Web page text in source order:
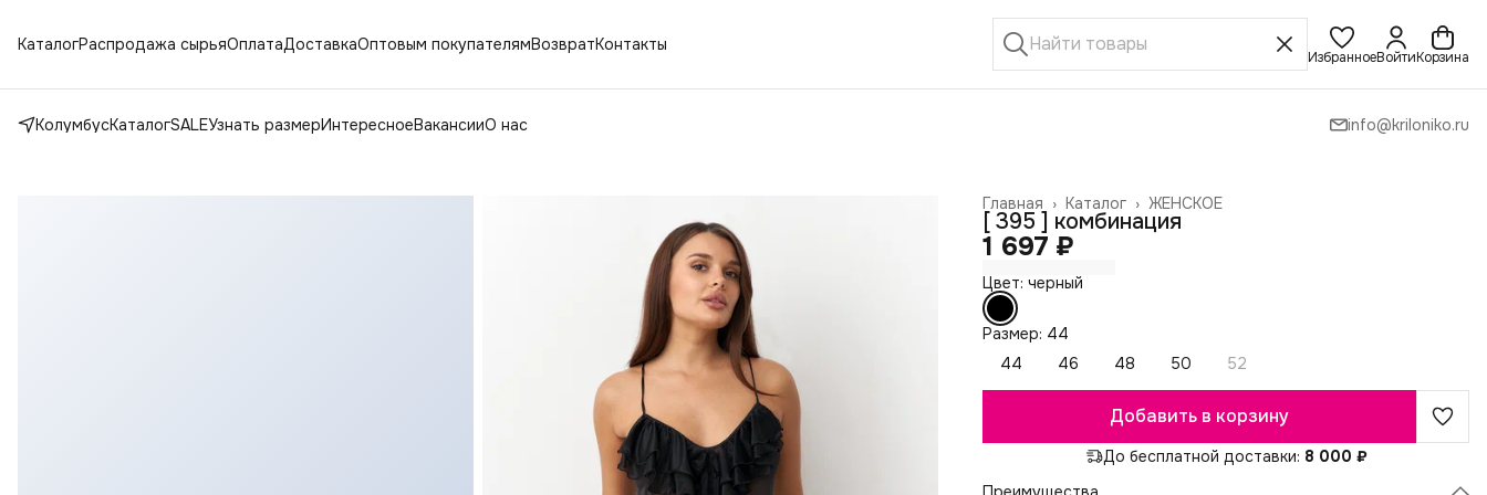
КаталогРаспродажа сырьяОплатаДоставкаОптовым покупателямВозвратКонтакты
ИзбранноеВойтиКорзина
КолумбусКаталогSALEУзнать размерИнтересноеВакансииО нас info@kriloniko.ru
ЖЕНСКОЕ
Каталог ›
Главная ›
[ 395 ] комбинация
1 697 ₽
Цвет: черный
Размер: 44
44
46 48 50 52
Добавить в корзину
До бесплатной доставки: 8 000 ₽